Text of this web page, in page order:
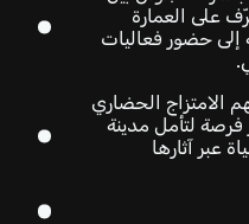
على العمارة
إلى حضور فعاليات
الامتزاج الحضاري
فرصة لتأمل مدينة
عبر آثارها